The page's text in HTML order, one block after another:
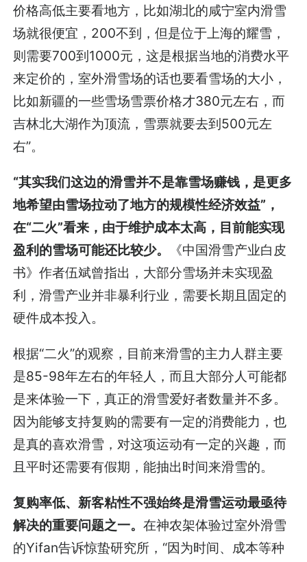
价格高低主要看地方，比如湖北的咸宁室内滑雪
场就很便宜，200不到，但是位于上海的耀雪，
则需要700到1000元，这是根据当地的消费水平
来定价的，室外滑雪场的话也要看雪场的大小，
比如新疆的一些雪场雪票价格才380元左右，而
吉林北大湖作为顶流，雪票就要去到500元左
右”。
“其实我们这边的滑雪并不是靠雪场赚钱，是更多
地希望由雪场拉动了地方的规模性经济效益” ，
在“二火”看来，由于维护成本太高，目前能实现
盈利的雪场可能还比较少。
《中国滑雪产业白皮
书》作者伍斌曾指出，大部分雪场并未实现盈
利，滑雪产业并非暴利行业，需要长期且固定的
硬件成本投入。
根据“二火”的观察，目前来滑雪的主力人群主要
是85-98年左右的年轻人，而且大部分人可能都
是来体验一下，真正的滑雪爱好者数量并不多。
因为能够支持复购的需要有一定的消费能力，也
是真的喜欢滑雪，对这项运动有一定的兴趣，而
且平时还需要有假期，能抽出时间来滑雪的。
复购率低、新客粘性不强始终是滑雪运动最亟待
解决的重要问题之一。在神农架体验过室外滑雪
的Yifan告诉惊蛰研究所，“因为时间、成本等种